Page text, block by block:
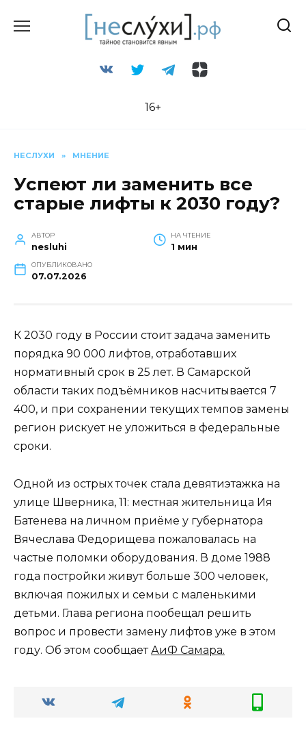
16+
НЕСЛУХИ » МНЕНИЕ
Успеют ли заменить все
старые лифты к 2030 году?
АВТОР
nesluhi
НА ЧТЕНИЕ
1 мин
ОПУБЛИКОВАНО
07.07.2026
К 2030 году в России стоит задача заменить
порядка 90 000 лифтов, отработавших
нормативный срок в 25 лет. В Самарской
области таких подъёмников насчитывается 7
400, и при сохранении текущих темпов замены
регион рискует не уложиться в федеральные
сроки.
Одной из острых точек стала девятиэтажка на
улице Шверника, 11: местная жительница Ия
Батенева на личном приёме у губернатора
Вячеслава Федорищева пожаловалась на
частые поломки оборудования. В доме 1988
года постройки живут больше 300 человек,
включая пожилых и семьи с маленькими
детьми. Глава региона пообещал решить
вопрос и провести замену лифтов уже в этом
году. Об этом сообщаетАиФ Самара.